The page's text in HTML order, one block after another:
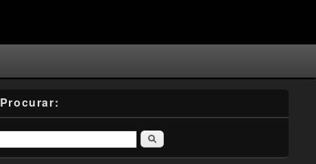
Procurar:
Pesquisar